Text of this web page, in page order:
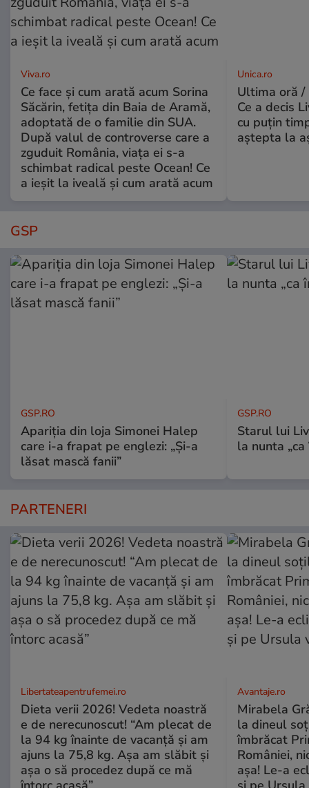
Viva.ro
Ce face și cum arată acum Sorina
Săcărin, fetița din Baia de Aramă,
adoptată de o familie din SUA.
După valul de controverse care a
zguduit România, viața ei s-a
schimbat radical peste Ocean! Ce
a ieșit la iveală și cum arată acum
Unica.ro
Ultima oră /
Ce a decis
cu puțin
aștepta la
GSP
GSP.RO
Apariția din loja Simonei Halep
care i-a frapat pe englezi: „Și-a
lăsat mască fanii”
GSP.RO
Starul lui
la nunta „ca
PARTENERI
Libertateapentrufemei.ro
Dieta verii 2026! Vedeta noastră
e de nerecunoscut! “Am plecat de
la 94 kg înainte de vacanță și am
ajuns la 75,8 kg. Așa am slăbit și
așa o să procedez după ce mă
Avantaje.ro
Mirabela
la dineul
îmbrăcat
României,
așa! Le-a